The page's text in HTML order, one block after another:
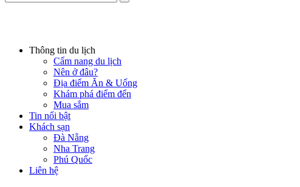
Thông tin du lịch
Cẩm nang du lịch
Nên ở đâu?
Địa điểm Ăn & Uống
Khám phá điểm đến
Mua sắm
Tin nổi bật
Khách sạn
Đà Nẵng
Nha Trang
Phú Quốc
Liên hệ